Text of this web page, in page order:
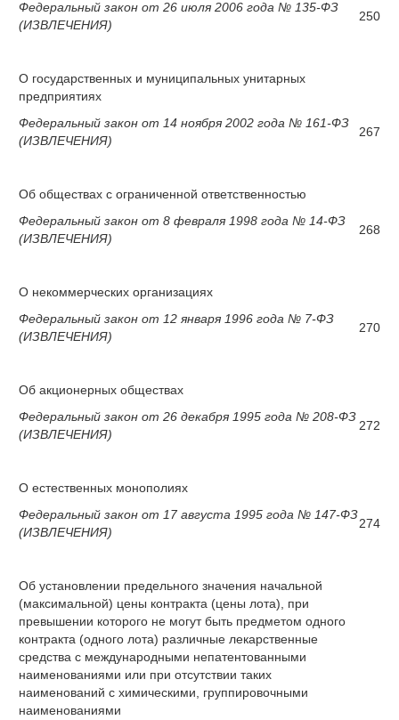
Федеральный закон от 26 июля 2006 года № 135-ФЗ
(ИЗВЛЕЧЕНИЯ)
250
О государственных и муниципальных унитарных
предприятиях
Федеральный закон от 14 ноября 2002 года № 161-ФЗ
(ИЗВЛЕЧЕНИЯ)
267
Об обществах с ограниченной ответственностью
Федеральный закон от 8 февраля 1998 года № 14-ФЗ
(ИЗВЛЕЧЕНИЯ)
268
О некоммерческих организациях
Федеральный закон от 12 января 1996 года № 7-ФЗ
(ИЗВЛЕЧЕНИЯ)
270
Об акционерных обществах
Федеральный закон от 26 декабря 1995 года № 208-ФЗ
(ИЗВЛЕЧЕНИЯ)
272
О естественных монополиях
Федеральный закон от 17 августа 1995 года № 147-ФЗ
(ИЗВЛЕЧЕНИЯ)
274
Об установлении предельного значения начальной
(максимальной) цены контракта (цены лота), при
превышении которого не могут быть предметом одного
контракта (одного лота) различные лекарственные
средства с международными непатентованными
наименованиями или при отсутствии таких
наименований с химическими, группировочными
наименованиями